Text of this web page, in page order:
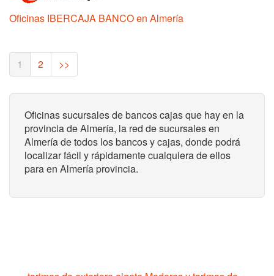
Oficinas IBERCAJA BANCO en Almería
1 (current)
2 >>
Oficinas sucursales de bancos cajas que hay en la
provincia de Almería, la red de sucursales en
Almería de todos los bancos y cajas, donde podrá
localizar fácil y rápidamente cualquiera de ellos
para en Almería provincia.